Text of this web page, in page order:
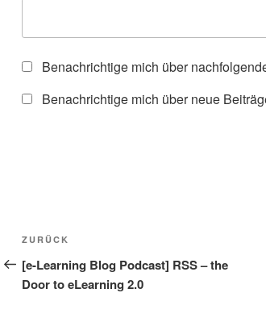
Benachrichtige mich über
Benachrichtige mich über neue
Beitragsnavigation
Vorheriger
Beitrag
ZURÜCK
[e-Learning Blog Podcast] RSS – the
Door to eLearning 2.0